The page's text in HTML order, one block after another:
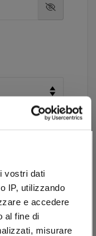
vostri dati
IP, utilizzando
e accedere
al fine di
misurare